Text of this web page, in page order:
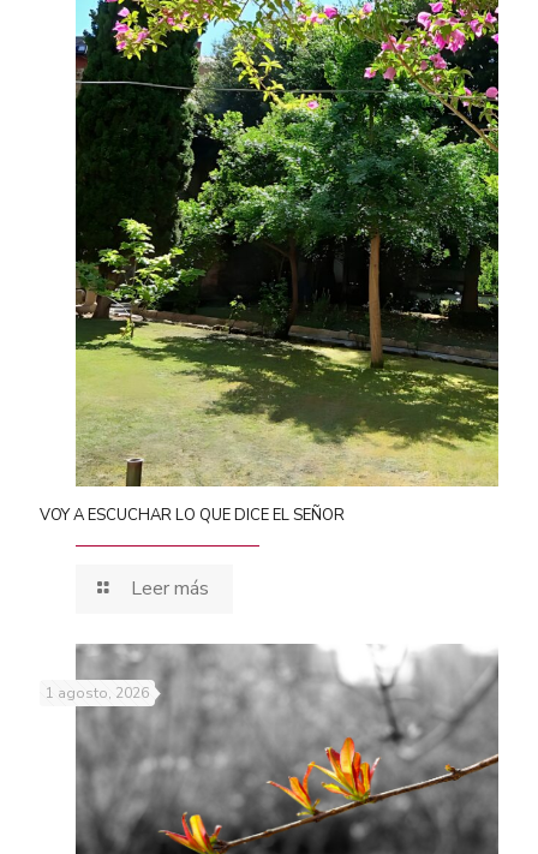
VOY A ESCUCHAR LO QUE DICE EL SEÑOR
Leer más
1 agosto, 2026